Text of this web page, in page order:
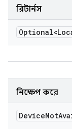
রিটার্নস
নিক্ষেপ করে
DeviceNot